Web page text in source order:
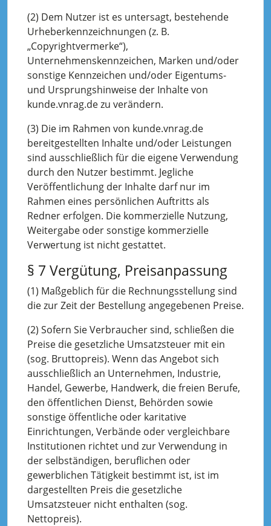
(2) Dem Nutzer ist es untersagt, bestehende
Urheberkennzeichnungen (z. B.
„Copyrightvermerke“),
Unternehmenskennzeichen, Marken und/oder
sonstige Kennzeichen und/oder Eigentums-
und Ursprungshinweise der Inhalte von
kunde.vnrag.de zu verändern.
(3) Die im Rahmen von kunde.vnrag.de
bereitgestellten Inhalte und/oder Leistungen
sind ausschließlich für die eigene Verwendung
durch den Nutzer bestimmt. Jegliche
Veröffentlichung der Inhalte darf nur im
Rahmen eines persönlichen Auftritts als
Redner erfolgen. Die kommerzielle Nutzung,
Weitergabe oder sonstige kommerzielle
Verwertung ist nicht gestattet.
§ 7 Vergütung, Preisanpassung
(1) Maßgeblich für die Rechnungsstellung sind
die zur Zeit der Bestellung angegebenen Preise.
(2) Sofern Sie Verbraucher sind, schließen die
Preise die gesetzliche Umsatzsteuer mit ein
(sog. Bruttopreis). Wenn das Angebot sich
ausschließlich an Unternehmen, Industrie,
Handel, Gewerbe, Handwerk, die freien Berufe,
den öffentlichen Dienst, Behörden sowie
sonstige öffentliche oder karitative
Einrichtungen, Verbände oder vergleichbare
Institutionen richtet und zur Verwendung in
der selbständigen, beruflichen oder
gewerblichen Tätigkeit bestimmt ist, ist im
dargestellten Preis die gesetzliche
Umsatzsteuer nicht enthalten (sog.
Nettopreis).